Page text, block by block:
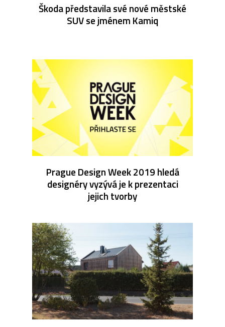
Škoda představila své nové městské
SUV se jménem Kamiq
Prague Design Week 2019 hledá
designéry vyzývá je k prezentaci
jejich tvorby